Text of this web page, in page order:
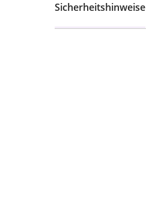
Sicherheitshinweise